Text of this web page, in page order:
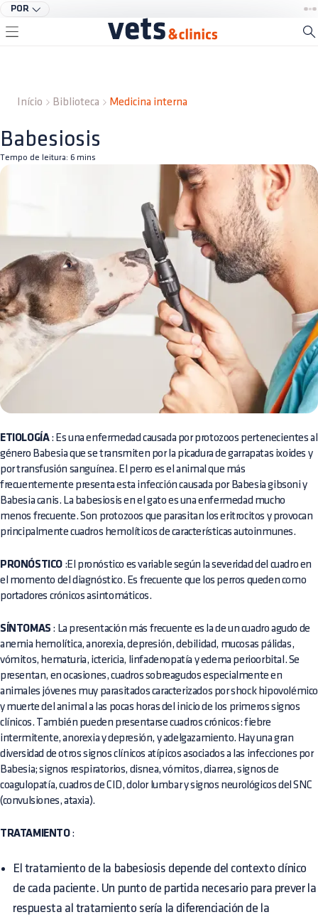
POR
Início Biblioteca Medicina interna
Babesiosis
Tempo de leitura: 6 mins
ETIOLOGÍA: Es una enfermedad causada por protozoos pertenecientes al
género Babesia que se transmiten por la picadura de garrapatas ixoides y
por transfusión sanguínea. El perro es el animal que más
frecuentemente presenta esta infección causada por Babesia gibsoni y
Babesia canis. La babesiosis en el gato es una enfermedad mucho
menos frecuente. Son protozoos que parasitan los eritrocitos y provocan
principalmente cuadros hemolíticos de características autoinmunes.
PRONÓSTICO :El pronóstico es variable según la severidad del cuadro en
el momento del diagnóstico. Es frecuente que los perros queden como
portadores crónicos asintomáticos.
SÍNTOMAS : La presentación más frecuente es la de un cuadro agudo de
anemia hemolítica, anorexia, depresión, debilidad, mucosas pálidas,
vómitos, hematuria, ictericia, linfadenopatía y edema perioorbital. Se
presentan, en ocasiones, cuadros sobreagudos especialmente en
animales jóvenes muy parasitados caracterizados por shock hipovolémico
y muerte del animal a las pocas horas del inicio de los primeros signos
clínicos. También pueden presentarse cuadros crónicos: fiebre
intermitente, anorexia y depresión, y adelgazamiento. Hay una gran
diversidad de otros signos clínicos atípicos asociados a las infecciones por
Babesia; signos respiratorios, disnea, vómitos, diarrea, signos de
coagulopatía, cuadros de CID, dolor lumbar y signos neurológicos del SNC
(convulsiones, ataxia).
TRATAMIENTO:
El tratamiento de la babesiosis depende del contexto clínico
de cada paciente. Un punto de partida necesario para prever la
respuesta al tratamiento sería la diferenciación de la